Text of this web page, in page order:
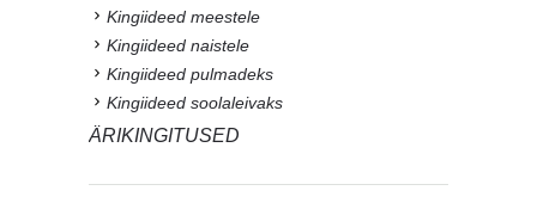
Kingiideed meestele
Kingiideed naistele
Kingiideed pulmadeks
Kingiideed soolaleivaks
ÄRIKINGITUSED